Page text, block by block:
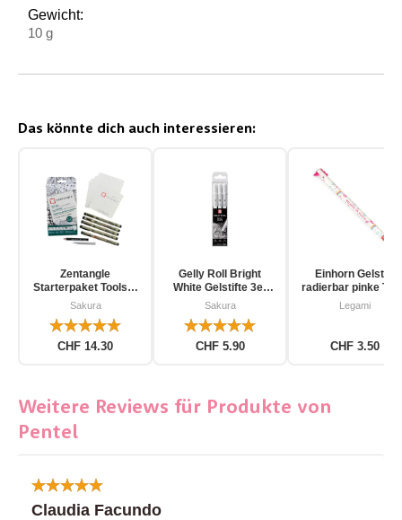
Gewicht:
10 g
Das könnte dich auch interessieren:
Zentangle
Starterpaket Toolset
für Einsteiger 12-
Sakura
CHF 14.30
Gelly Roll Bright
White Gelstifte 3er
Pack
Sakura
CHF 5.90
Einhorn Gelstift
radierbar pinke
Legami
CHF 3.50
Weitere Reviews für Produkte von
Pentel
Claudia Facundo